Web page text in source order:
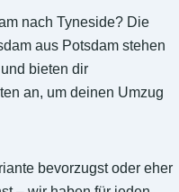
nach Tyneside? Die
aus Potsdam stehen
bieten dir
an, um deinen Umzug
bevorzugst oder eher